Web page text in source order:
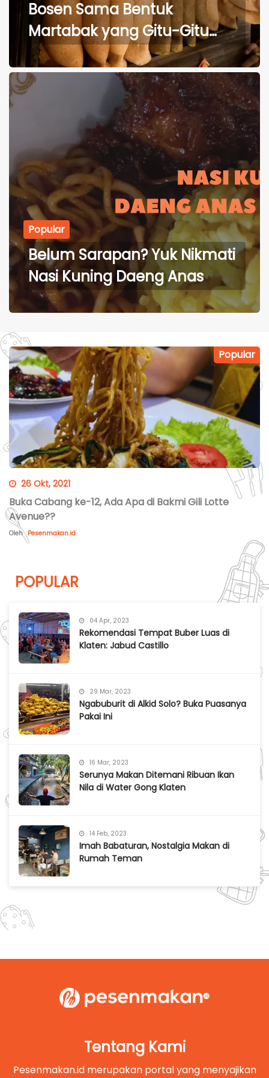
Bosen Sama Bentuk
Martabak yang Gitu-Gitu
Aja? Cobain Martabak Unik
Satu ini
Popular
Belum Sarapan? Yuk Nikmati
Nasi Kuning Daeng Anas
Popular
26 Okt, 2021
Buka Cabang ke-12, Ada Apa di Bakmi Gili Lotte
Avenue??
Oleh Pesenmakan.id
POPULAR
04 Apr, 2023
Rekomendasi Tempat Buber Luas di
Klaten: Jabud Castillo
29 Mar, 2023
Ngabuburit di Alkid Solo? Buka Puasanya
Pakai Ini
16 Mar, 2023
Serunya Makan Ditemani Ribuan Ikan
Nila di Water Gong Klaten
14 Feb, 2023
Imah Babaturan, Nostalgia Makan di
Rumah Teman
Tentang Kami
Pesenmakan.id merupakan portal yang menyajikan